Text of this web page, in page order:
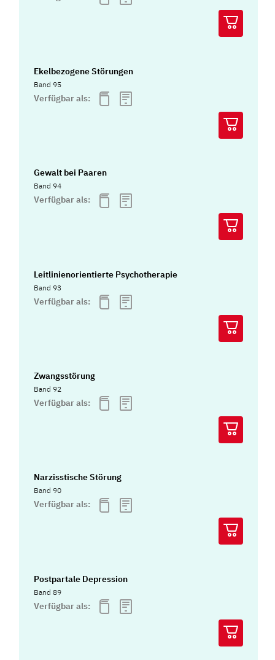
Ekelbezogene Störungen
Band 95
Verfügbar als:
Gewalt bei Paaren
Band 94
Verfügbar als:
Leitlinienorientierte Psychotherapie
Band 93
Verfügbar als:
Zwangsstörung
Band 92
Verfügbar als:
Narzisstische Störung
Band 90
Verfügbar als:
Postpartale Depression
Band 89
Verfügbar als: